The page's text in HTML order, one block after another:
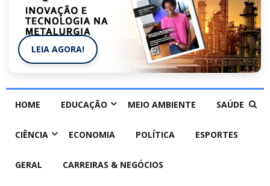
LEIA AGORA!
HOME EDUCAÇÃO MEIO AMBIENTE SAÚDE
CIÊNCIA ECONOMIA POLÍTICA ESPORTES
GERAL CARREIRAS & NEGÓCIOS